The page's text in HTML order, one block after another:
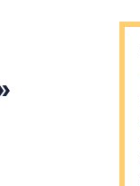
первичкой и
первичкой и